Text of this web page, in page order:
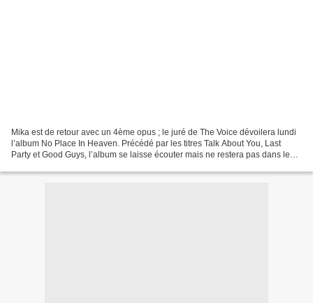
Mika est de retour avec un 4ème opus ; le juré de The Voice dévoilera lundi
l’album No Place In Heaven. Précédé par les titres Talk About You, Last
Party et Good Guys, l’album se laisse écouter mais ne restera pas dans les